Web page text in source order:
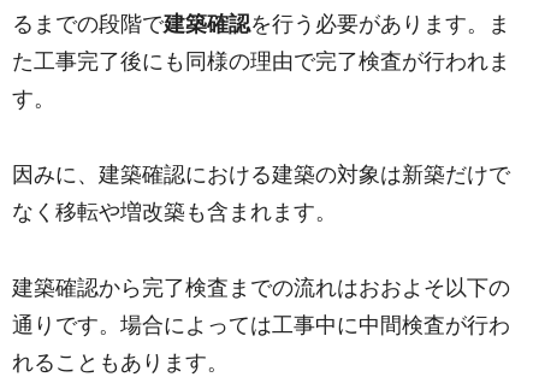
るまでの段階で建築確認を行う必要があります。ま
た工事完了後にも同様の理由で完了検査が行われま
す。
因みに、建築確認における建築の対象は新築だけで
なく移転や増改築も含まれます。
建築確認から完了検査までの流れはおおよそ以下の
通りです。場合によっては工事中に中間検査が行わ
れることもあります。